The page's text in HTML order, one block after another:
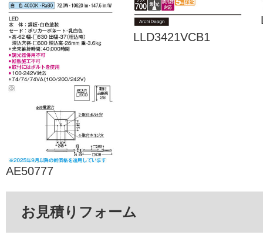
AE50777
LLD3421VCB1
お見積りフォーム